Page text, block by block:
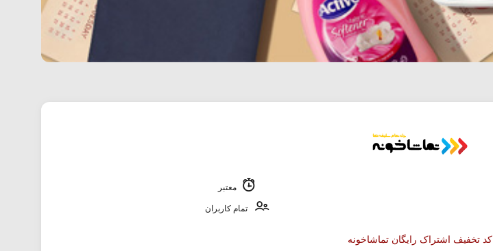
معتبر
تمام کاربران
کد تخفیف اشتراک رایگان تماشاخونه